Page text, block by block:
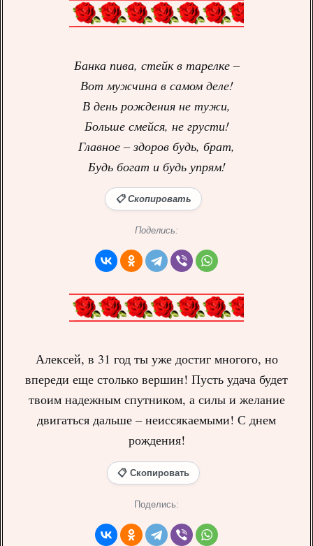
Банка пива, стейк в тарелке –
Вот мужчина в самом деле!
В день рождения не тужи,
Больше смейся, не грусти!
Главное – здоров будь, брат,
Будь богат и будь упрям!
📋 Скопировать
Поделись:
Алексей, в 31 год ты уже достиг многого, но
впереди еще столько вершин! Пусть удача будет
твоим надежным спутником, а силы и желание
двигаться дальше – неиссякаемыми! С днем
рождения!
📋 Скопировать
Поделись: